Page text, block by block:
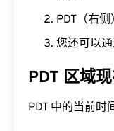
PDT（右侧
您还可以
PDT 区域现
PDT 中的当前